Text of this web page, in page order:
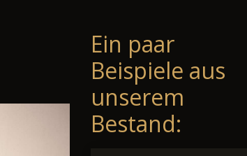
Ein paar
Beispiele aus
unserem
Bestand: